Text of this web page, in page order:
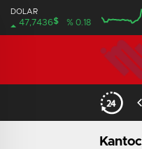
DOLAR
47,7436$ % 0.18